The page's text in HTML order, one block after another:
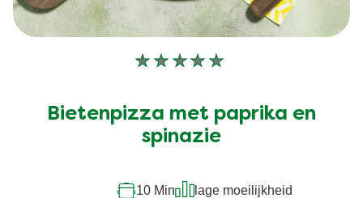
Geen
ingediend
voor
Bietenpizza met paprika en
spinazie
10 Min
lage moeilijkheid